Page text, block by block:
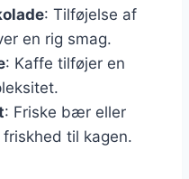
: Tilføjelse af
en rig smag.
: Kaffe tilføjer en
: Friske bær eller
til kagen.